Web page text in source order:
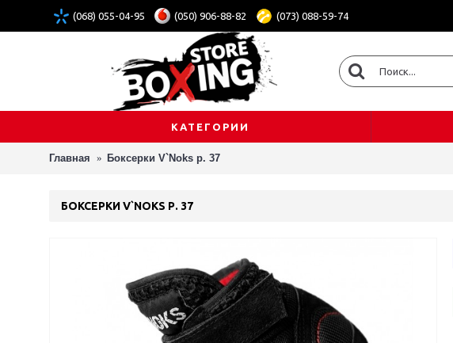
(068) 055-04-95 (050) 906-88-82 (073) 088-59-74
КАТЕГОРИИ
Главная Боксерки V`Noks р. 37
БОКСЕРКИ V`NOKS Р. 37